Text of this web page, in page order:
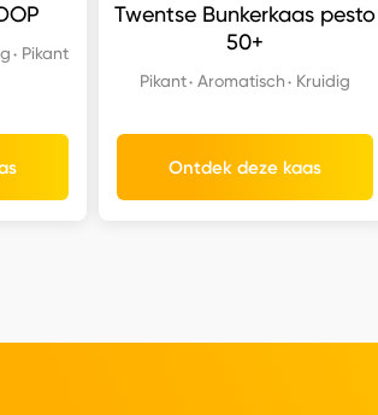
Pikant
Twentse Bunkerkaas pesto
50+
Pikant Aromatisch Kruidig
Ontdek deze kaas